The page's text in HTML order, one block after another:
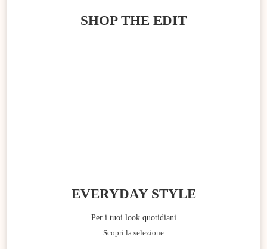
SHOP THE EDIT
EVERYDAY STYLE
Per i tuoi look quotidiani
Scopri la selezione